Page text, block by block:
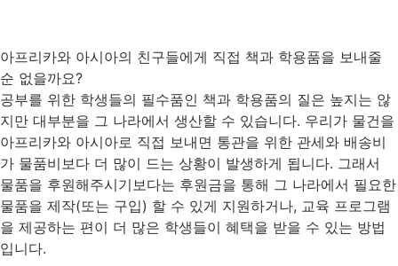
아프리카와 아시아의 친구들에게 직접 책과 학용품을 보내줄
순 없을까요?
공부를 위한 학생들의 필수품인 책과 학용품의 질은 높지는 않
지만 대부분을 그 나라에서 생산할 수 있습니다. 우리가 물건을
아프리카와 아시아로 직접 보내면 통관을 위한 관세와 배송비
가 물품비보다 더 많이 드는 상황이 발생하게 됩니다. 그래서
물품을 후원해주시기보다는 후원금을 통해 그 나라에서 필요한
물품을 제작(또는 구입) 할 수 있게 지원하거나, 교육 프로그램
을 제공하는 편이 더 많은 학생들이 혜택을 받을 수 있는 방법
입니다.